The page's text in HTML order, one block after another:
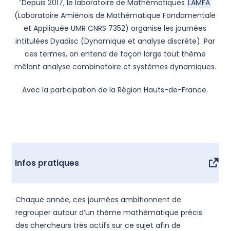
"Depuis 2017, le laboratoire de Mathématiques LAMFA
(Laboratoire Amiénois de Mathématique Fondamentale
et Appliquée UMR CNRS 7352) organise les journées
intitulées Dyadisc (Dynamique et analyse discrète). Par
ces termes, on entend de façon large tout thème
mêlant analyse combinatoire et systèmes dynamiques.
Avec la participation de la Région Hauts-de-France.
Infos pratiques
Chaque année, ces journées ambitionnent de
regrouper autour d’un thème mathématique précis
des chercheurs très actifs sur ce sujet afin de